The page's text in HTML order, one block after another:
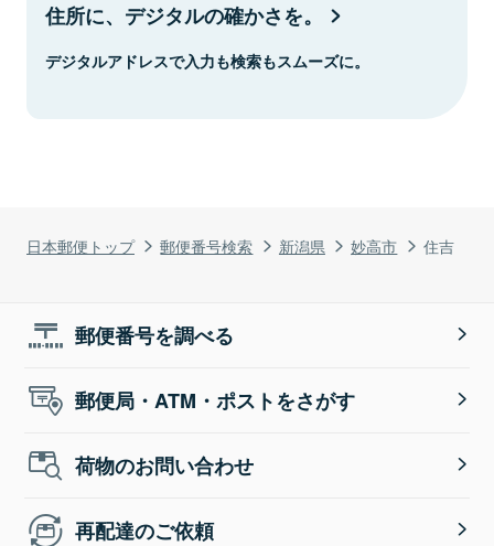
日本郵便トップ 郵便番号検索 新潟県 妙高市 住吉
住所に、デジタルの確かさを。
デジタルアドレスで入力も検索もスムーズに。
郵便番号を調べる
郵便局・ATM・ポストをさがす
荷物のお問い合わせ
再配達のご依頼